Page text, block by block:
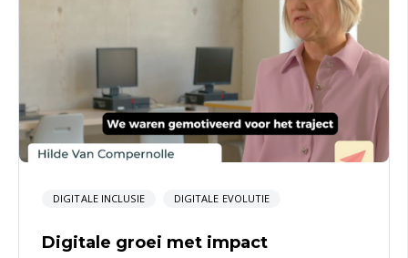
DIGITALE INCLUSIE DIGITALE EVOLUTIE
Digitale groei met impact